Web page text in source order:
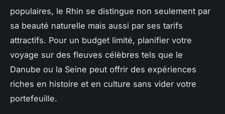
populaires, le Rhin se distingue non seulement par
sa beauté naturelle mais aussi par ses tarifs
attractifs. Pour un budget limité, planifier votre
voyage sur des fleuves célèbres tels que le
Danube ou la Seine peut offrir des expériences
riches en histoire et en culture sans vider votre
portefeuille.